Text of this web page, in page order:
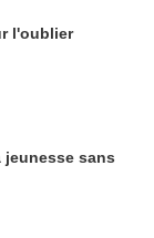
l'oublier
sans